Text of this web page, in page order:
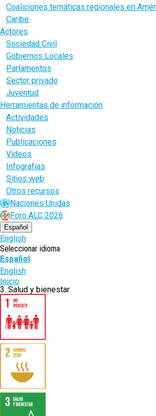
Coaliciones temáticas regionales en
Caribe
Actores
Sociedad Civil
Gobiernos Locales
Parlamentos
Sector privado
Juventud
Herramientas de información
Actividades
Noticias
Publicaciones
Videos
Infografías
Sitios web
Otros recursos
Naciones Unidas
Foro ALC 2026
Español
English
Seleccionar idioma
Español
English
Ruta
de
navegación
Inicio
3. Salud y bienestar